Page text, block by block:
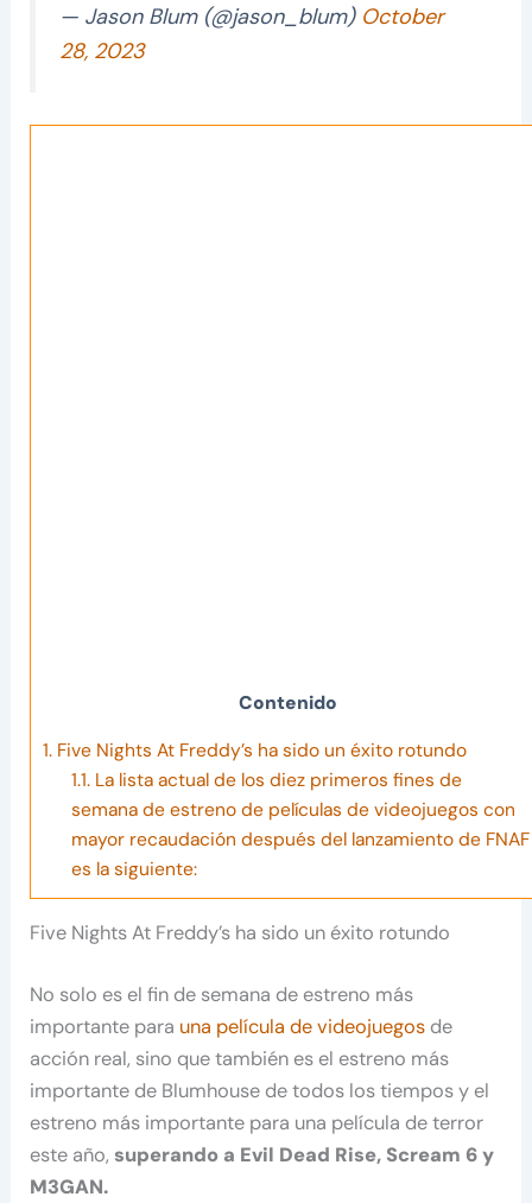
— Jason Blum (@jason_blum) October
28, 2023
Contenido
1. Five Nights At Freddy’s ha sido un éxito rotundo
1.1.La lista actual de los diez primeros fines de
semana de estreno de películas de videojuegos con
mayor recaudación después del lanzamiento de FNAF
es la siguiente:
Five Nights At Freddy’s ha sido un éxito rotundo
No solo es el fin de semana de estreno más
importante para una película de videojuegos de
acción real, sino que también es el estreno más
importante de Blumhouse de todos los tiempos y el
estreno más importante para una película de terror
este año,superando a Evil Dead Rise, Scream 6 y
M3GAN.